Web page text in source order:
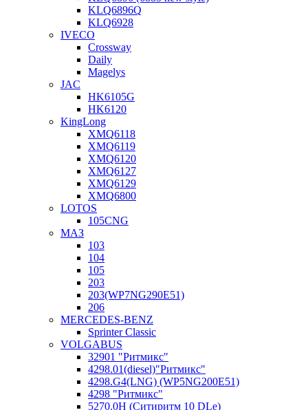
KLQ6896Q
KLQ6928
IVECO
Crossway
Daily
Magelys
JAC
HK6105G
HK6120
KingLong
XMQ6118
XMQ6119
XMQ6120
XMQ6127
XMQ6129
XMQ6800
LOTOS
105CNG
МАЗ
103
104
105
203
203(WP7NG290E51)
206
MERCEDES-BENZ
Sprinter Classic
VOLGABUS
32901 "Ритмикc"
4298.01(diesel)"Ритмикс"
4298.G4(LNG) (WP5NG200E51)
4298 "Ритмикс"
5270.0H (Ситиритм 10 DLe)